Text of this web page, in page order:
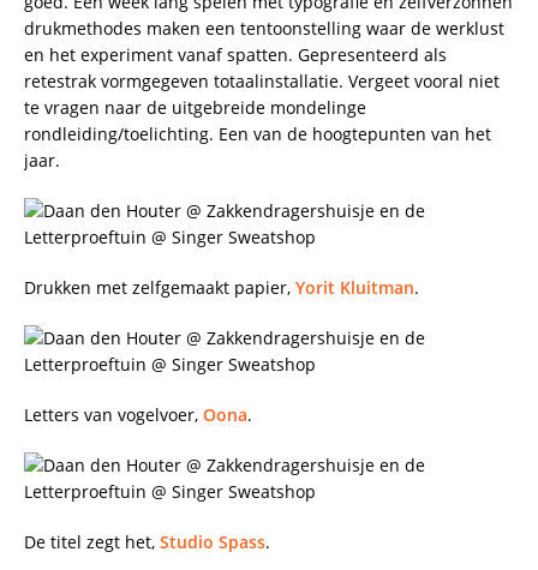
drukmethodes maken een tentoonstelling waar de werklust
en het experiment vanaf spatten. Gepresenteerd als
retestrak vormgegeven totaalinstallatie. Vergeet vooral niet
te vragen naar de uitgebreide mondelinge
rondleiding/toelichting. Een van de hoogtepunten van het
jaar.
Drukken met zelfgemaakt papier, Yorit Kluitman.
Letters van vogelvoer, Oona.
De titel zegt het, Studio Spass.